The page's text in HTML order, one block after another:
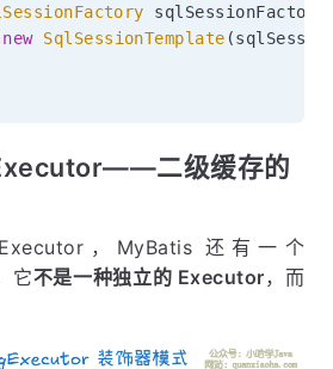
sqlSessionFactory
new SqlSessionTemplate (
二级缓存的
，MyBatis 还有一个
它不是一种独立的 Executor，而